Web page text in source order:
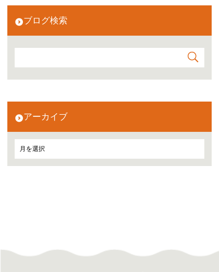
ブログ検索
アーカイブ